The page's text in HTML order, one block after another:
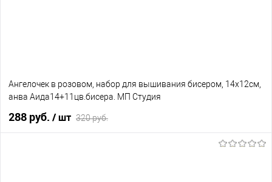
Ангелочек в розовом, набор для вышивания бисером, 14х12см,
анва Аида14+11цв.бисера. МП Студия
288 руб. / шт 320 руб.